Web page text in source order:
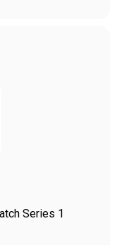
Series 1